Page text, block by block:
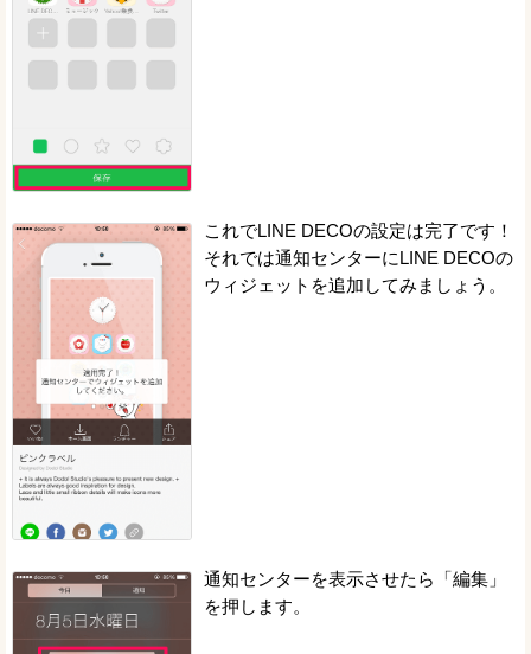
これでLINE DECOの設定は完了です！
それでは通知センターにLINE DECOの
ウィジェットを追加してみましょう。
通知センターを表示させたら「編集」
を押します。